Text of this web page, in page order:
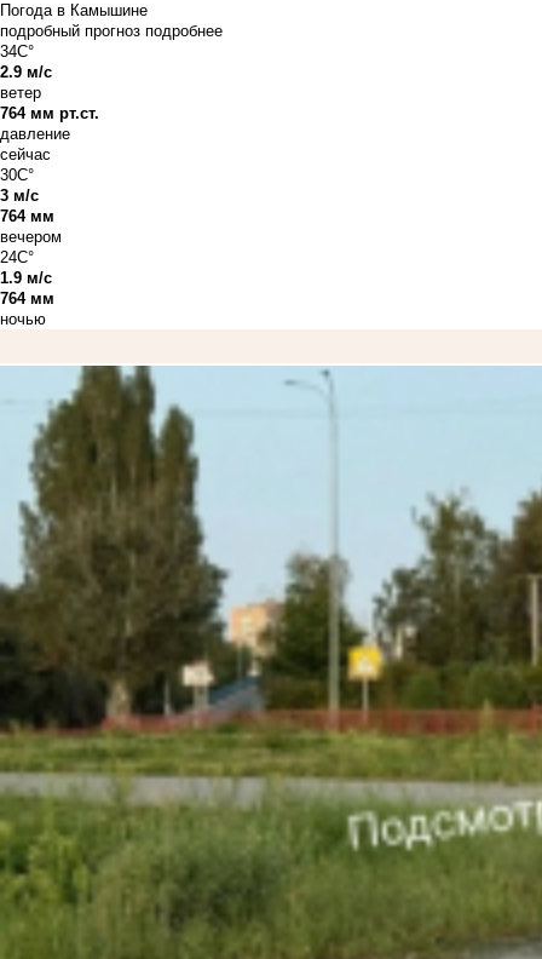
Погода в Камышине
подробный прогноз подробнее
34C°
2.9 м/с
ветер
764 мм рт.ст.
давление
сейчас
30C°
3 м/с
764 мм
вечером
24C°
1.9 м/с
764 мм
ночью